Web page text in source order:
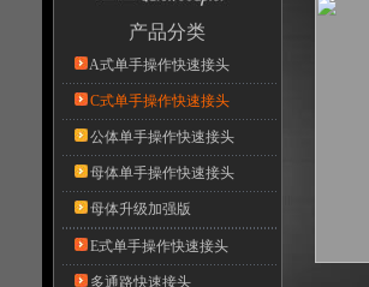
产品分类
A式单手操作快速接头
C式单手操作快速接头
公体单手操作快速接头
母体单手操作快速接头
母体升级加强版
E式单手操作快速接头
多通路快速接头